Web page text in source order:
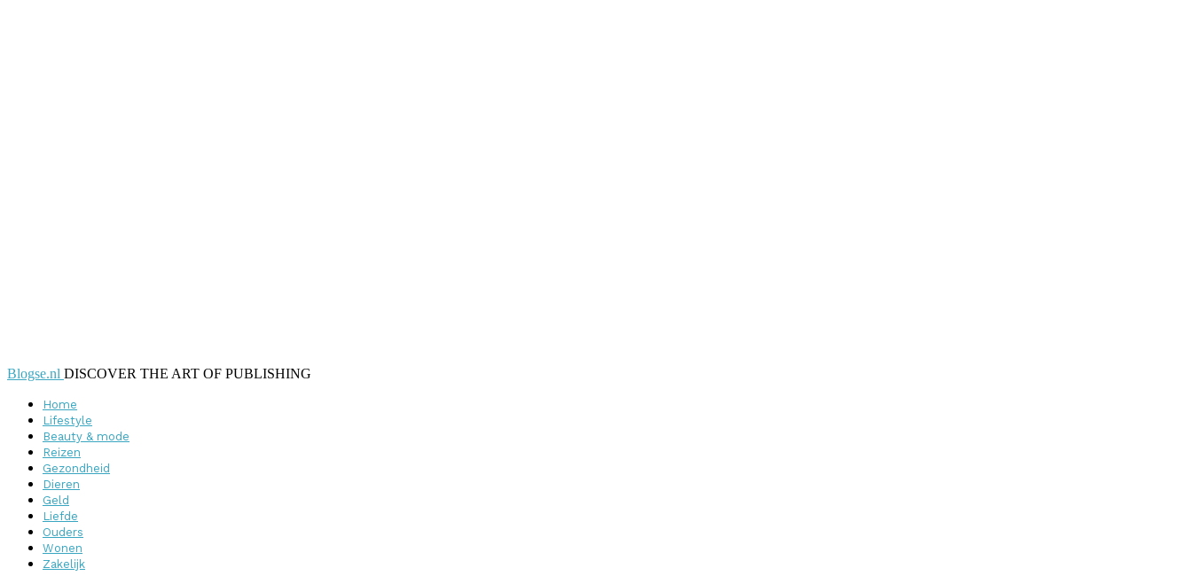
Blogse.nl DISCOVER THE ART OF PUBLISHING
Home
Lifestyle
Beauty & mode
Reizen
Gezondheid
Dieren
Geld
Liefde
Ouders
Wonen
Zakelijk